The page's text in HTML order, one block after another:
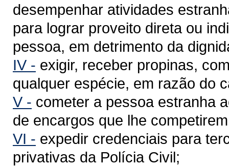
desempenhar atividades
para lograr proveito direta ou
pessoa, em detrimento da
IV - exigir, receber propinas,
qualquer espécie, em razão do
V - cometer a pessoa estranha
de encargos que lhe
VI - expedir credenciais para
privativas da Polícia Civil;